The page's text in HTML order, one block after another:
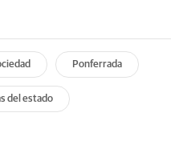
Ponferrada
del estado